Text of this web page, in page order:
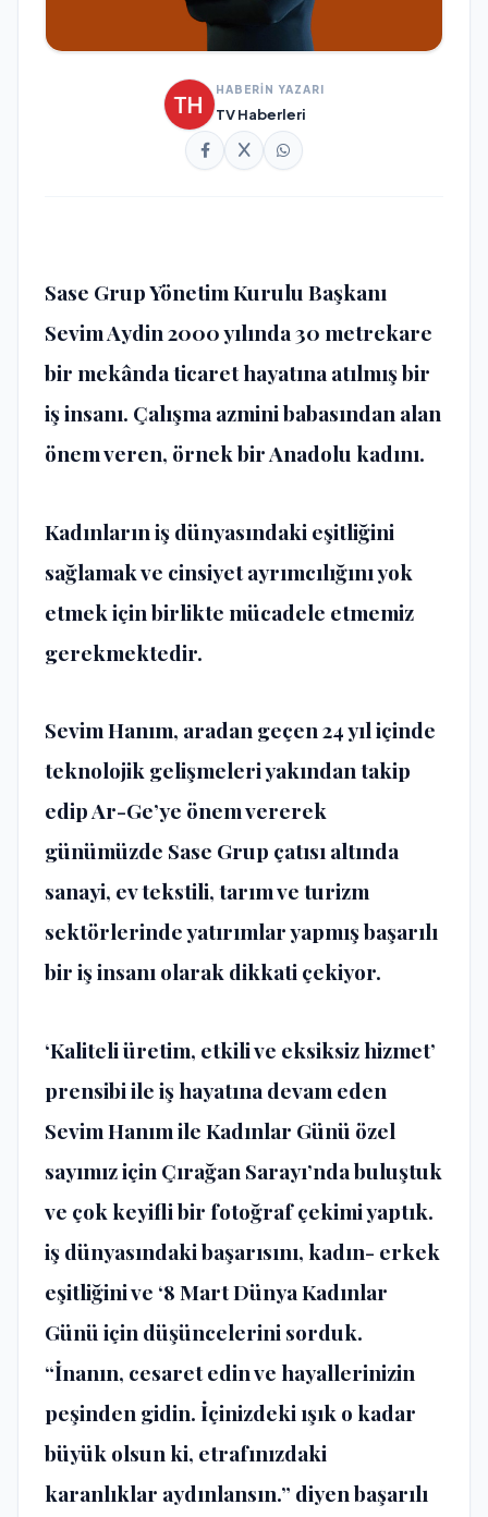
HABERİN YAZARI
TV Haberleri
Sase Grup Yönetim Kurulu Başkanı
Sevim Aydin 2000 yılında 30 metrekare
bir mekânda ticaret hayatına atılmış bir
iş insanı. Çalışma azmini babasından alan
önem veren, örnek bir Anadolu kadını.
Kadınların iş dünyasındaki eşitliğini
sağlamak ve cinsiyet ayrımcılığını yok
etmek için birlikte mücadele etmemiz
gerekmektedir.
Sevim Hanım, aradan geçen 24 yıl içinde
teknolojik gelişmeleri yakından takip
edip Ar-Ge’ye önem vererek
günümüzde Sase Grup çatısı altında
sanayi, ev tekstili, tarım ve turizm
sektörlerinde yatırımlar yapmış başarılı
bir iş insanı olarak dikkati çekiyor.
‘Kaliteli üretim, etkili ve eksiksiz hizmet’
prensibi ile iş hayatına devam eden
Sevim Hanım ile Kadınlar Günü özel
sayımız için Çırağan Sarayı’nda buluştuk
ve çok keyifli bir fotoğraf çekimi yaptık.
iş dünyasındaki başarısını, kadın- erkek
eşitliğini ve ‘8 Mart Dünya Kadınlar
Günü için düşüncelerini sorduk.
“İnanın, cesaret edin ve hayallerinizin
peşinden gidin. İçinizdeki ışık o kadar
büyük olsun ki, etrafınızdaki
karanlıklar aydınlansın.” diyen başarılı